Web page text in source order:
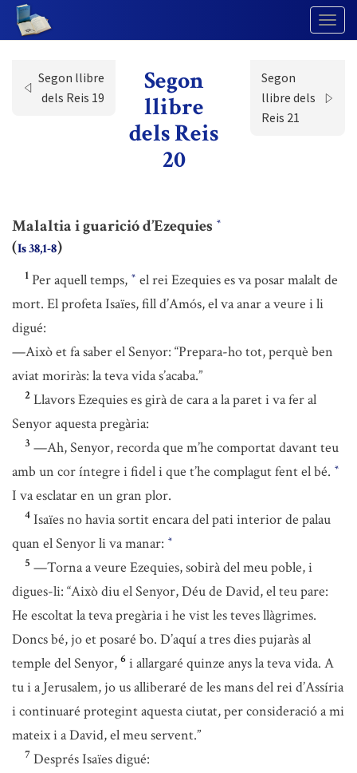
Segon llibre
dels Reis 19
Segon
llibre
dels Reis
20
Segon
llibre dels
Reis 21
Malaltia i guarició d’Ezequies *
(Is 38,1-8)
1 Per aquell temps, * el rei Ezequies es va posar malalt de
mort. El profeta Isaïes, fill d’Amós, el va anar a veure i li
digué:
—Això et fa saber el Senyor: “Prepara-ho tot, perquè ben
aviat moriràs: la teva vida s’acaba.”
2 Llavors Ezequies es girà de cara a la paret i va fer al
Senyor aquesta pregària:
3 —Ah, Senyor, recorda que m’he comportat davant teu
amb un cor íntegre i fidel i que t’he complagut fent el bé. *
I va esclatar en un gran plor.
4 Isaïes no havia sortit encara del pati interior de palau
quan el Senyor li va manar: *
5 —Torna a veure Ezequies, sobirà del meu poble, i
digues-li: “Això diu el Senyor, Déu de David, el teu pare:
He escoltat la teva pregària i he vist les teves llàgrimes.
Doncs bé, jo et posaré bo. D’aquí a tres dies pujaràs al
temple del Senyor, 6 i allargaré quinze anys la teva vida. A
tu i a Jerusalem, jo us alliberaré de les mans del rei d’Assíria
i continuaré protegint aquesta ciutat, per consideració a mi
mateix i a David, el meu servent.”
7 Després Isaïes digué: